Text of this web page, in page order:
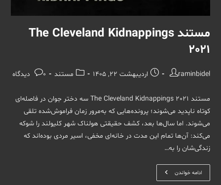
مستند The Cleveland Kidnappings
2021
نویسندهٔ
raminbidel
نوشته
است:
اردیبهشت 22, 1405
دسته‌مستند
نظرات
0 دیدگاه
مستند The Cleveland Kidnappings 2021 سه دختر جوان در فاصله‌ای
کوتاه ناپدید می‌شوند؛ پرونده‌هایی که به‌مرور زمان فراموش‌شده تلقی
می‌شوند. اما سال‌ها بعد، کشف حقیقتی هولناک شهر کلیولند را شوکه
می‌کند: آن‌ها تمام این مدت در خانه‌ای مخفی، اسیر مردی بوده‌اند که
زندگی‌شان را به…
ادامه خواندنمستند
The